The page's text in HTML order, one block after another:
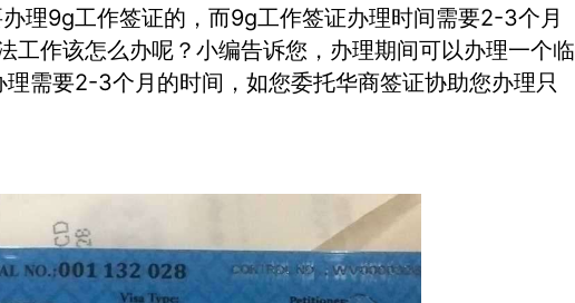
理9g工作签证的，而9g工作签证办理时间需要2-3个月
工作该怎么办呢？小编告诉您，办理期间可以办理一个临
需要2-3个月的时间，如您委托华商签证协助您办理只